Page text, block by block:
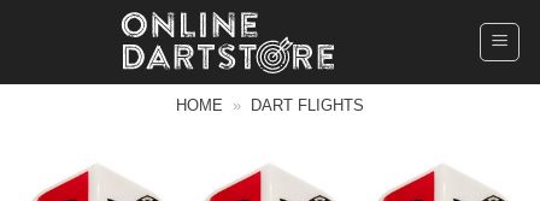
HOME » DART FLIGHTS